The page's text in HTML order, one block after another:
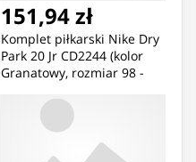
151,94 zł
Komplet piłkarski Nike Dry
Park 20 Jr CD2244 (kolor
Granatowy, rozmiar 98 -